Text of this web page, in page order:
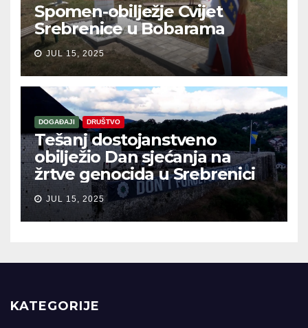
Spomen-obilježje Cvijet
Srebrenice u Bobarama
JUL 15, 2025
DOGAĐAJI DRUŠTVO
Tešanj dostojanstveno
obilježio Dan sjećanja na
žrtve genocida u Srebrenici
JUL 15, 2025
KATEGORIJE